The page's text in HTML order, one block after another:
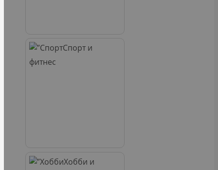
Спорт и
фитнес
Хобби и